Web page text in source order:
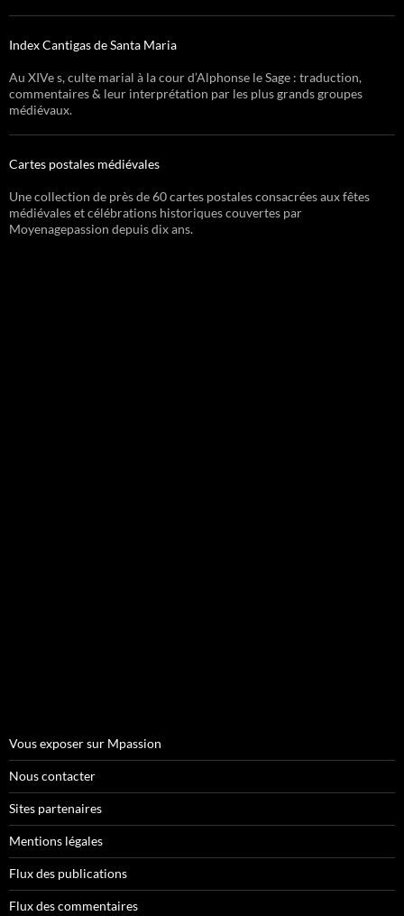
Index Cantigas de Santa Maria
Au XIVe s, culte marial à la cour d’Alphonse le Sage : traduction,
commentaires & leur interprétation par les plus grands groupes
médiévaux.
Cartes postales médiévales
Une collection de près de 60 cartes postales consacrées aux fêtes
médiévales et célébrations historiques couvertes par
Moyenagepassion depuis dix ans.
Vous exposer sur Mpassion
Nous contacter
Sites partenaires
Mentions légales
Flux des publications
Flux des commentaires